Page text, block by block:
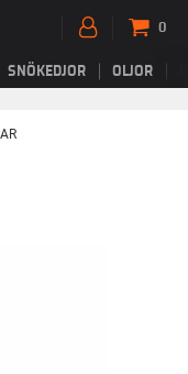
SNÖKEDJOR OLJOR
0